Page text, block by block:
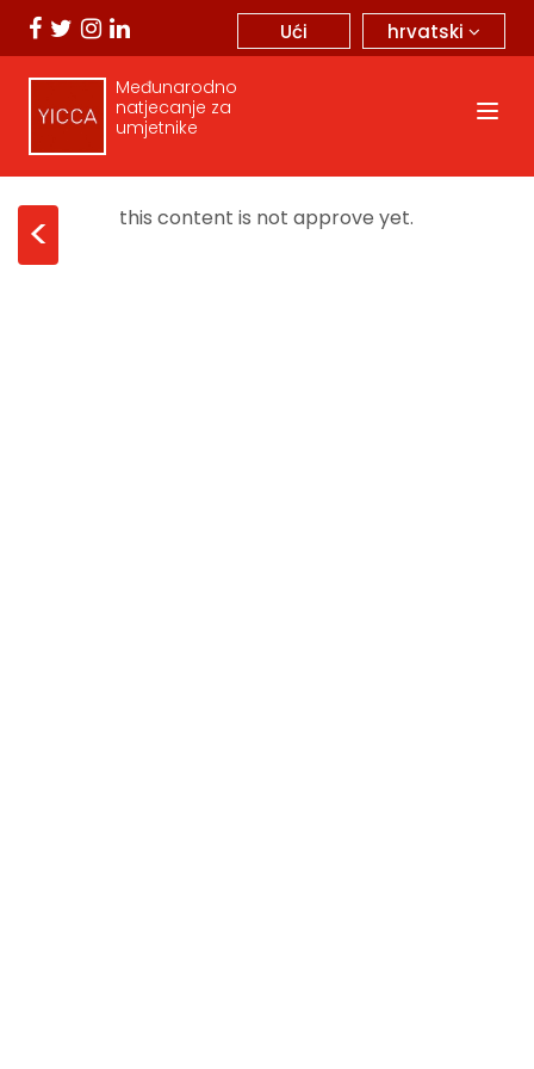
hrvatski
Ući
Međunarodno
natjecanje za
umjetnike
< this content is not approve yet.